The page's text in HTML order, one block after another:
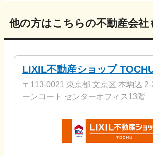
他の方はこちらの不動産会社
LIXIL不動産ショップ
〒113-0021 東京都 文京区 本駒込 2-
ーンコート センターオフィス13階